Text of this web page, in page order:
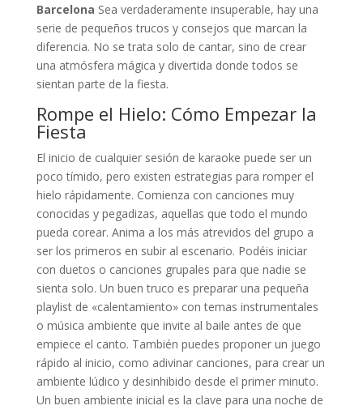
Barcelona Sea verdaderamente insuperable, hay una
serie de pequeños trucos y consejos que marcan la
diferencia. No se trata solo de cantar, sino de crear
una atmósfera mágica y divertida donde todos se
sientan parte de la fiesta.
Rompe el Hielo: Cómo Empezar la
Fiesta
El inicio de cualquier sesión de karaoke puede ser un
poco tímido, pero existen estrategias para romper el
hielo rápidamente. Comienza con canciones muy
conocidas y pegadizas, aquellas que todo el mundo
pueda corear. Anima a los más atrevidos del grupo a
ser los primeros en subir al escenario. Podéis iniciar
con duetos o canciones grupales para que nadie se
sienta solo. Un buen truco es preparar una pequeña
playlist de «calentamiento» con temas instrumentales
o música ambiente que invite al baile antes de que
empiece el canto. También puedes proponer un juego
rápido al inicio, como adivinar canciones, para crear un
ambiente lúdico y desinhibido desde el primer minuto.
Un buen ambiente inicial es la clave para una noche de